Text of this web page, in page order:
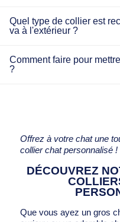
Quel type de collier est
va à l'extérieur ?
Comment faire pour
?
Offrez à votre chat une
collier chat personnalisé !
DÉCOUVREZ
Que vous ayez un gros